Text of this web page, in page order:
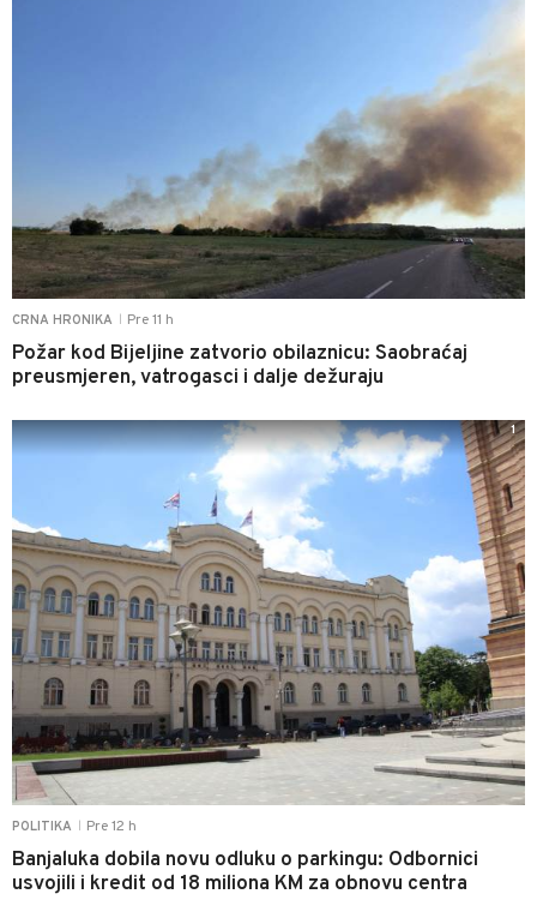
CRNA HRONIKA Pre 11 h
Požar kod Bijeljine zatvorio obilaznicu: Saobraćaj
preusmjeren, vatrogasci i dalje dežuraju
POLITIKA Pre 12 h
Banjaluka dobila novu odluku o parkingu: Odbornici
usvojili i kredit od 18 miliona KM za obnovu centra
1